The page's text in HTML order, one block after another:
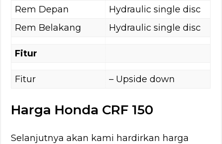
Rem Depan
Hydraulic single disc
Rem Belakang
Hydraulic single disc
Fitur
Fitur – Upside down
Harga Honda CRF 150
Selanjutnya akan kami hardirkan harga